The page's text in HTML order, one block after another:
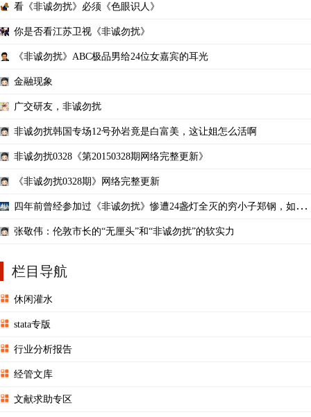
看《非诚勿扰》必须《色眼识人》
你是否看江苏卫视《非诚勿扰》
《非诚勿扰》ABC极品男给24位女嘉宾的耳光
金融现象
广交研友，非诚勿扰
非诚勿扰韩国专场12号孙岩竟是白富美，这让姐怎么活啊
非诚勿扰0328《第20150328期网络完整更新》
《非诚勿扰0328期》网络完整更新
四年前曾经参加过《非诚勿扰》惨遭24盏灯全灭的穷小子郑钢，如今
张敬伟：伦敦市长的“无厘头”和“非诚勿扰”的软实力
栏目导航
休闲灌水
stata专版
行业分析报告
经管文库
文献求助专区